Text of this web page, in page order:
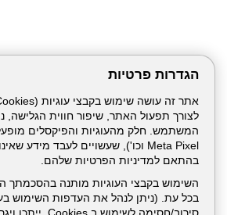
הגדרות פרטיות
לצורך תפעול האתר, שיפור חווית
בהתאם למדיניות הפרטיות שלהם.
השימוש בקבצי העוגיות מותנה
בכל עת. (ניתן לנהל את העדפות השימוש
ניהול תכנים: